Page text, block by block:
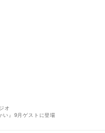
オ
い』9月ゲストに登場